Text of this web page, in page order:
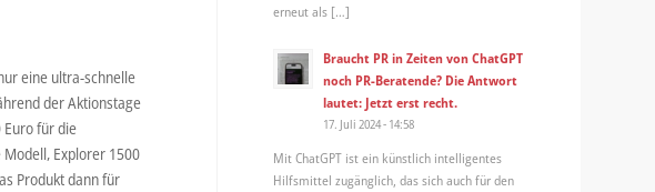
eine ultra-schnelle
der Aktionstage
Euro für die
Explorer 1500
Produkt dann für
erneut als […]
Braucht PR in Zeiten von ChatGPT
noch PR-Beratende? Die Antwort
lautet: Jetzt erst recht.
17. Juli 2024 - 14:58
Mit ChatGPT ist ein künstlich intelligentes
Hilfsmittel zugänglich, das sich auch für den